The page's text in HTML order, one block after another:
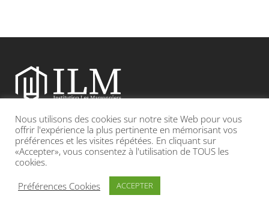
Etablissement catholique sous contrat d’association avec l’Etat
Adresse : 19, Grande rue 69420 CONDRIEU
INFOS LÉGALES POLITIQUE DE CONFIDENTIALITÉ
Nous utilisons des cookies sur notre site Web pour vous
offrir l'expérience la plus pertinente en mémorisant vos
préférences et les visites répétées. En cliquant sur
«Accepter», vous consentez à l'utilisation de TOUS les
cookies.
Préférences Cookies
ACCEPTER